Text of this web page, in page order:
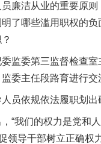
洁从业的重要原则
了哪些滥用职权的
委第三监督检查室
委主任段路育进行交
依规依法履职划出
我们的权力是党和人
领导干部树立正确